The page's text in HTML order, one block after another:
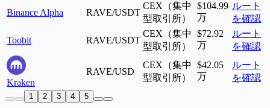
Binance Alpha RAVE/USDT
CEX（集中
型取引所）
$104.99
万
ルート
を確認
Toobit RAVE/USDT
CEX（集中
型取引所）
$72.92
万
ルート
を確認
Kraken
RAVE/USD
CEX（集中
型取引所）
$42.05
万
ルート
を確認
1 2 3 4 5